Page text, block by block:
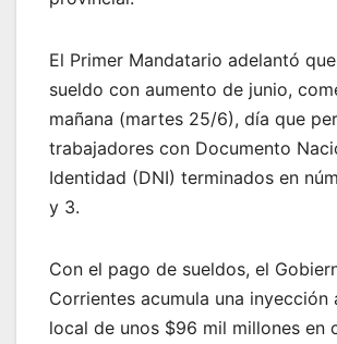
El Primer Mandatario adelantó
sueldo con aumento de junio,
mañana (martes 25/6), día que
trabajadores con Documento
Identidad (DNI) terminados en
y 3.
Con el pago de sueldos, el
Corrientes acumula una inyección
local de unos $96 mil millones en